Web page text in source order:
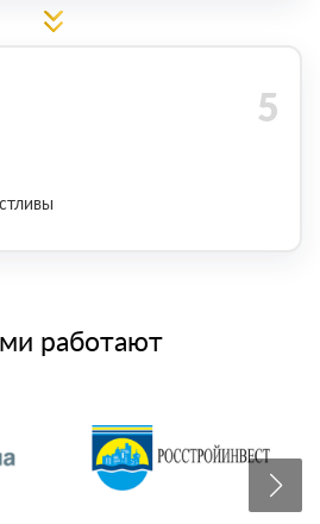
работают